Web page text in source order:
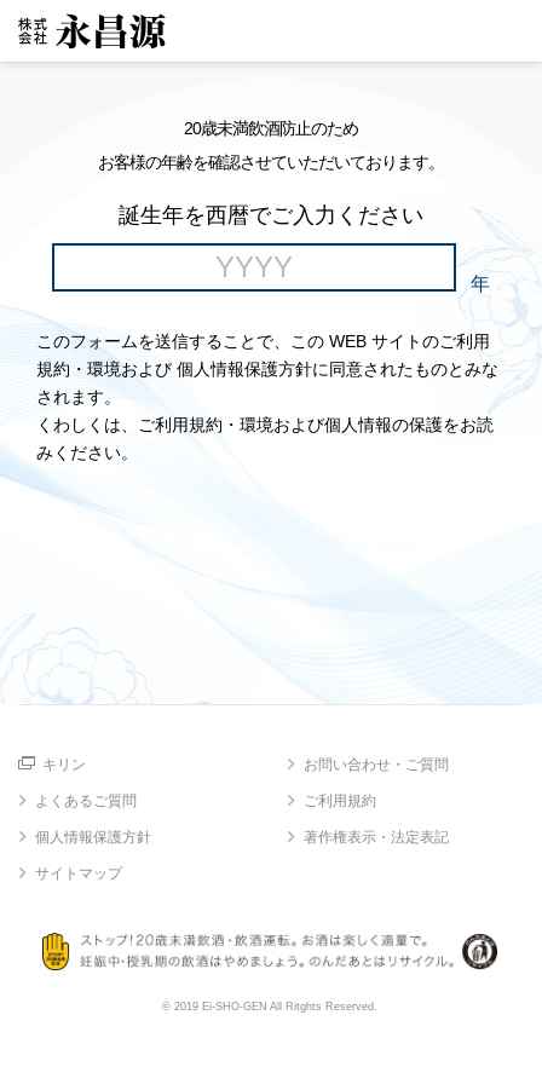
20歳未満飲酒防止のため
お客様の年齢を確認させていただいております。
誕生年を西暦でご入力ください
年
このフォームを送信することで、この WEB サイトのご利用
規約・環境および 個人情報保護方針に同意されたものとみな
されます。
くわしくは、ご利用規約・環境および個人情報の保護をお読
みください。
キリン お問い合わせ・ご質問
よくあるご質問 ご利用規約
個人情報保護方針 著作権表示・法定表記
サイトマップ
© 2019 Ei-SHO-GEN All Ritghts Reserved.